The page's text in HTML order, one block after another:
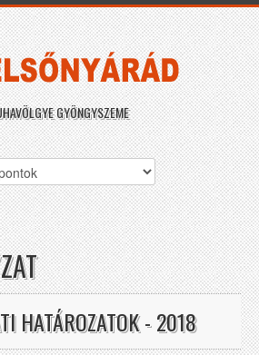
GYÖNGYSZEME
HATÁROZATOK - 2018